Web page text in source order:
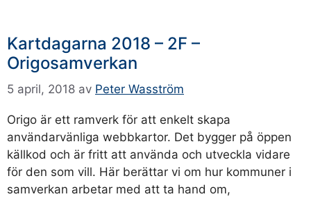
Kartdagarna 2018 – 2F –
Origosamverkan
5 april, 2018 av Peter Wasström
Origo är ett ramverk för att enkelt skapa
användarvänliga webbkartor. Det bygger på öppen
källkod och är fritt att använda och utveckla vidare
för den som vill. Här berättar vi om hur kommuner i
samverkan arbetar med att ta hand om,